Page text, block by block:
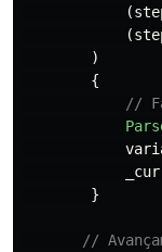
(
(
)
{
//
}
//